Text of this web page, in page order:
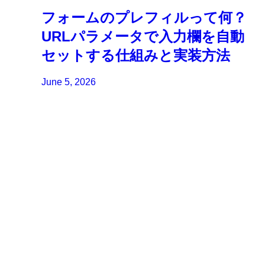
フォームのプレフィルって何？
URLパラメータで入力欄を自動
セットする仕組みと実装方法
June 5, 2026